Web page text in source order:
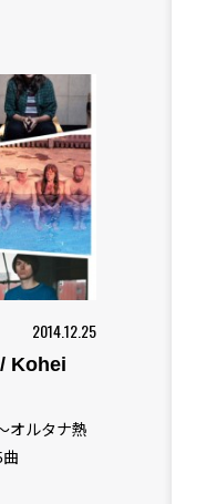
2014.12.25
Kohei
オルタナ熱